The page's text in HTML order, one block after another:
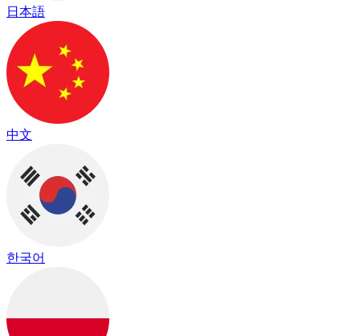
日本語
中文
한국어